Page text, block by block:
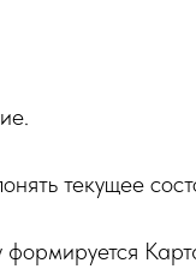
текущее